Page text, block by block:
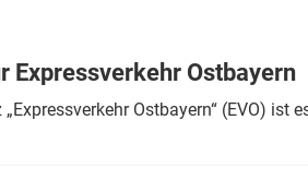
Expressverkehr Ostbayern
Ostbayern“ (EVO) ist